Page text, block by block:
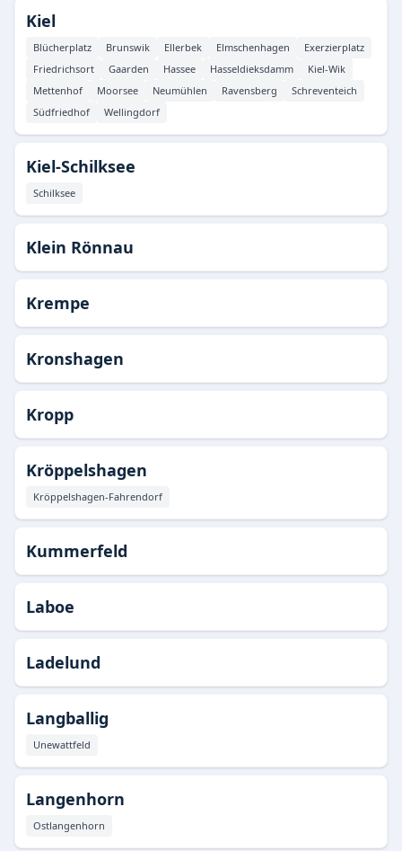
Kiel
Blücherplatz Brunswik Ellerbek Elmschenhagen
Exerzierplatz
Friedrichsort
Gaarden Hassee Hasseldieksdamm
Kiel-Wik
Mettenhof
Moorsee Neumühlen Ravensberg
Schreventeich
Südfriedhof
Wellingdorf
Kiel-Schilksee
Schilksee
Klein Rönnau
Krempe
Kronshagen
Kropp
Kröppelshagen
Kröppelshagen-Fahrendorf
Kummerfeld
Laboe
Ladelund
Langballig
Unewattfeld
Langenhorn
Ostlangenhorn